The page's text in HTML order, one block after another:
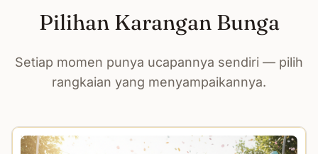
Pilihan Karangan Bunga
Setiap momen punya ucapannya sendiri — pilih
rangkaian yang menyampaikannya.